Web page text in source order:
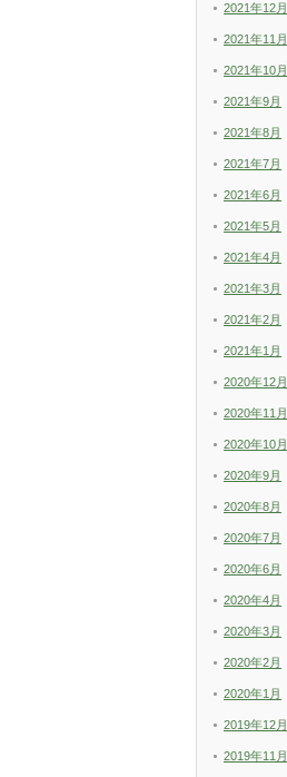
2021年12月
2021年11月
2021年10月
2021年9月
2021年8月
2021年7月
2021年6月
2021年5月
2021年4月
2021年3月
2021年2月
2021年1月
2020年12月
2020年11月
2020年10月
2020年9月
2020年8月
2020年7月
2020年6月
2020年4月
2020年3月
2020年2月
2020年1月
2019年12月
2019年11月